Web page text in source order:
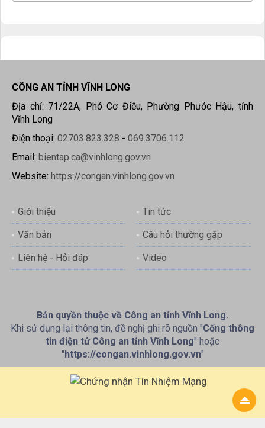
CÔNG AN TỈNH VĨNH LONG
Địa chỉ: 71/22A, Phó Cơ Điều, Phường Phước Hậu, tỉnh
Vĩnh Long
Điện thoại: 02703.823.328 - 069.3706.112
Email: bientap.ca@vinhlong.gov.vn
Website: https://congan.vinhlong.gov.vn
Giới thiệu Tin tức
Văn bản Câu hỏi thường gặp
Liên hệ - Hỏi đáp Video
Bản quyền thuộc về Công an tỉnh Vĩnh Long.
Khi sử dụng lại thông tin, đề nghị ghi rõ nguồn "Cổng thông
tin điện tử Công an tỉnh Vĩnh Long" hoặc
"https://congan.vinhlong.gov.vn"